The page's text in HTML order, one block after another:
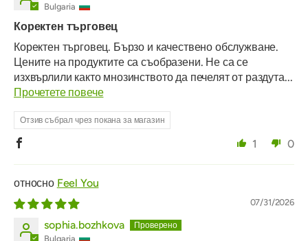
Bulgaria
Коректен търговец
Коректен търговец. Бързо и качествено обслужване.
Цените на продуктите са съобразени. Не са се
изхвърлили както мнозинството да печелят от раздута...
Прочетете повече
Отзив събрал чрез покана за магазин
1 0
Feel You
07/31/2026
sophia.bozhkova
Bulgaria